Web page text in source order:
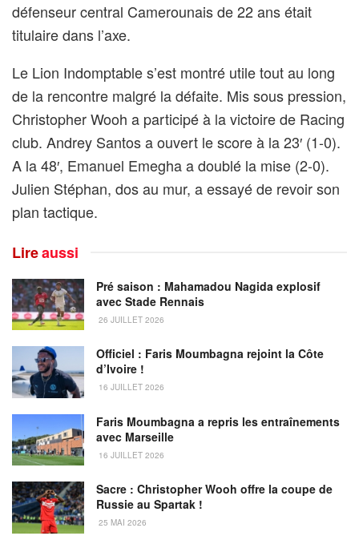
défenseur central Camerounais de 22 ans était
titulaire dans l’axe.
Le Lion Indomptable s’est montré utile tout au long
de la rencontre malgré la défaite. Mis sous pression,
Christopher Wooh a participé à la victoire de Racing
club. Andrey Santos a ouvert le score à la 23′ (1-0).
A la 48′, Emanuel Emegha a doublé la mise (2-0).
Julien Stéphan, dos au mur, a essayé de revoir son
plan tactique.
Lireaussi
Pré saison : Mahamadou Nagida explosif
avec Stade Rennais
26 JUILLET 2026
Officiel : Faris Moumbagna rejoint la Côte
d’Ivoire !
16 JUILLET 2026
Faris Moumbagna a repris les entraînements
avec Marseille
16 JUILLET 2026
Sacre : Christopher Wooh offre la coupe de
Russie au Spartak !
25 MAI 2026